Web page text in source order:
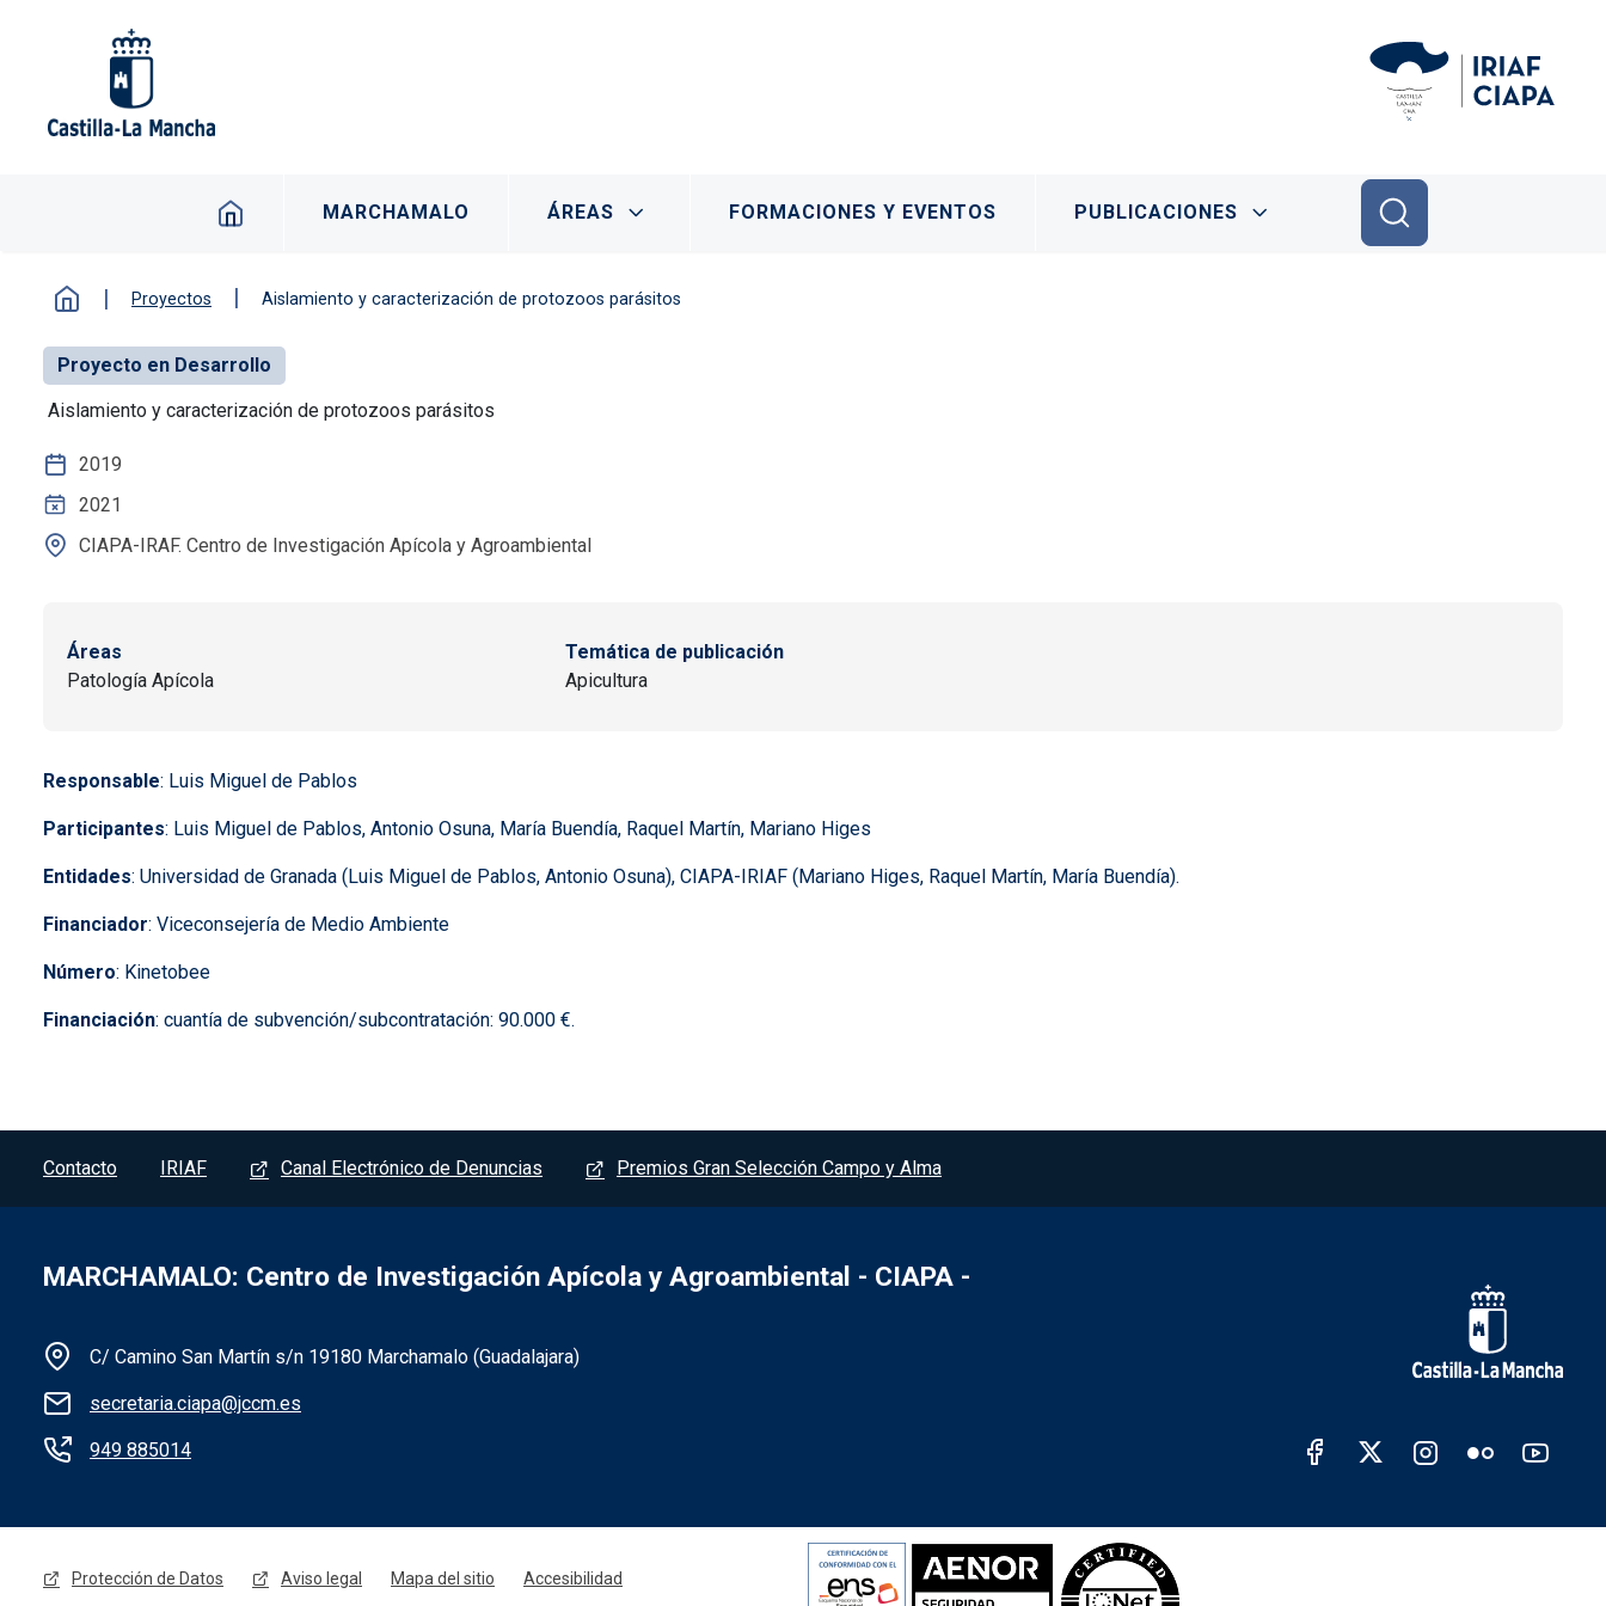
Navegacion principal - Marchamalo
MARCHAMALO ÁREAS FORMACIONES Y EVENTOS PUBLICACIONES
Proyectos Aislamiento y caracterización de protozoos parásitos
Proyecto en Desarrollo
Aislamiento y caracterización de protozoos parásitos
2019
2021
CIAPA-IRAF. Centro de Investigación Apícola y Agroambiental
Áreas
Patología Apícola
Temática de publicación
Apicultura
Responsable: Luis Miguel de Pablos
Participantes: Luis Miguel de Pablos, Antonio Osuna, María Buendía, Raquel Martín, Mariano Higes
Entidades: Universidad de Granada (Luis Miguel de Pablos, Antonio Osuna), CIAPA-IRIAF (Mariano Higes, Raquel Martín, María Buendía).
Financiador: Viceconsejería de Medio Ambiente
Número: Kinetobee
Financiación: cuantía de subvención/subcontratación: 90.000 €.
Pie de página - Marchamalo
Contacto IRIAF Canal Electrónico de Denuncias Premios Gran Selección Campo y Alma
MARCHAMALO: Centro de Investigación Apícola y Agroambiental - CIAPA -
Información de la institución - Marchamalo
C/ Camino San Martín s/n 19180 Marchamalo (Guadalajara)
secretaria.ciapa@jccm.es
949 885014 Redes sociales Junta
Protección de Datos Aviso legal Mapa del sitio Accesibilidad